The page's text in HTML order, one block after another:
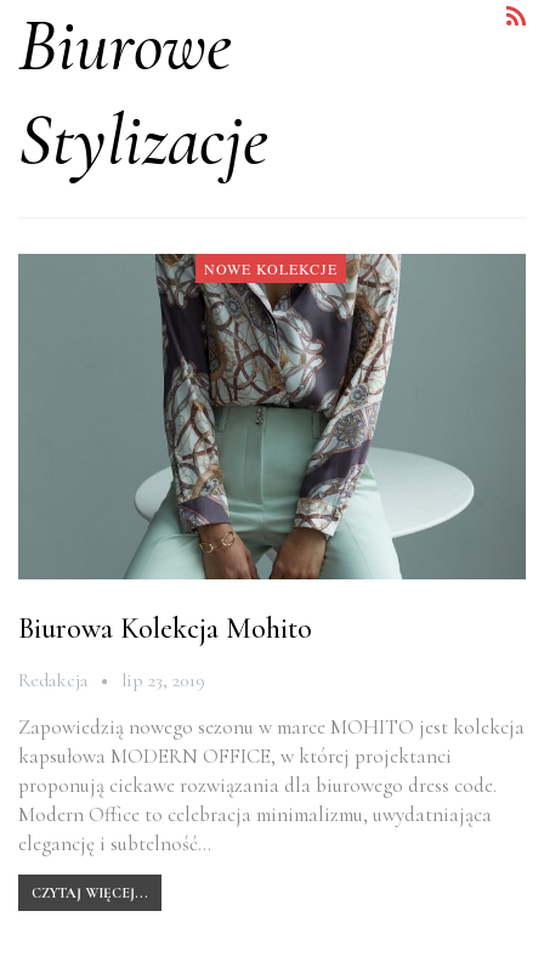
Biurowe
Stylizacje
NOWE KOLEKCJE
Biurowa Kolekcja Mohito
Redakcja lip 23, 2019
Zapowiedzią nowego sezonu w marce MOHITO jest kolekcja
kapsułowa MODERN OFFICE, w której projektanci
proponują ciekawe rozwiązania dla biurowego dress code.
Modern Office to celebracja minimalizmu, uwydatniająca
elegancję i subtelność…
CZYTAJ WIĘCEJ...